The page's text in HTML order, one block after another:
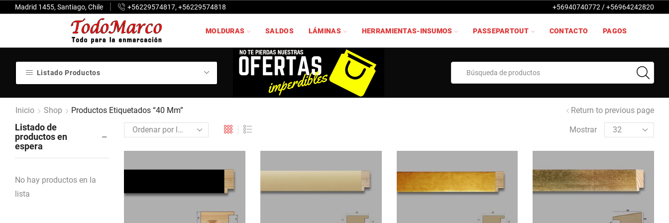
Madrid 1455, Santiago, Chile +56229574817, +56229574818 +56940740772 / +56964242820
MOLDURAS SALDOS LÁMINAS HERRAMIENTAS-INSUMOS PASSEPARTOUT CONTACTO PAGOS
Listado Productos
Inicio Shop Productos Etiquetados “40 Mm” Return to previous page
Mostrar
Products
per
page
Listado de
productos en
espera
No hay productos en la
lista